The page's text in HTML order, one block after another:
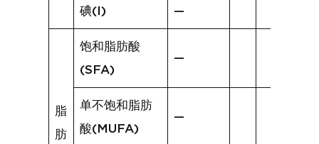
碘(I) —
脂
肪
饱和脂肪酸
(SFA)
—
单不饱和脂肪
酸(MUFA)
—